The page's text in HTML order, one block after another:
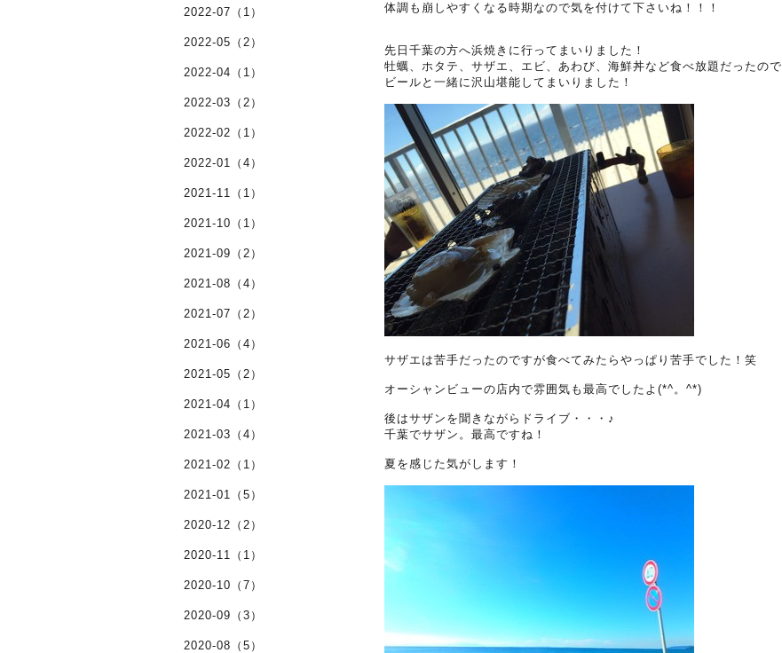
体調も崩しやすくなる時期なので気を付けて下さいね！！！
先日千葉の方へ浜焼きに行ってまいりました！
牡蠣、ホタテ、サザエ、エビ、あわび、海鮮丼など食べ放題だったので
ビールと一緒に沢山堪能してまいりました！
サザエは苦手だったのですが食べてみたらやっぱり苦手でした！笑
オーシャンビューの店内で雰囲気も最高でしたよ(*^。^*)
後はサザンを聞きながらドライブ・・・♪
千葉でサザン。最高ですね！
夏を感じた気がします！
2022-07（1）
2022-05（2）
2022-04（1）
2022-03（2）
2022-02（1）
2022-01（4）
2021-11（1）
2021-10（1）
2021-09（2）
2021-08（4）
2021-07（2）
2021-06（4）
2021-05（2）
2021-04（1）
2021-03（4）
2021-02（1）
2021-01（5）
2020-12（2）
2020-11（1）
2020-10（7）
2020-09（3）
2020-08（5）